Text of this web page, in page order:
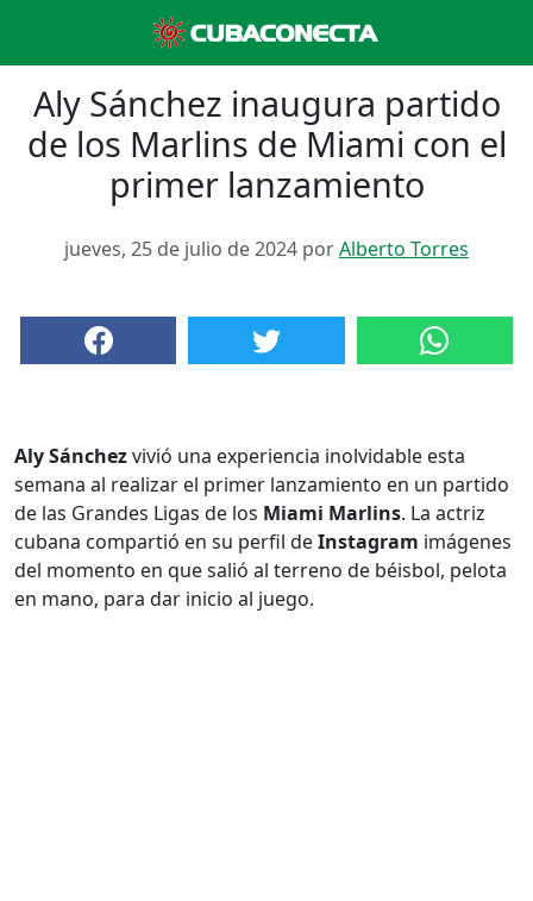
Aly Sánchez inaugura partido
de los Marlins de Miami con el
primer lanzamiento
jueves, 25 de julio de 2024 porAlberto Torres
Aly Sánchezvivió una experiencia inolvidable esta
semana al realizar el primer lanzamiento en un partido
de las Grandes Ligas de los Miami Marlins. La actriz
cubana compartió en su perfil deInstagram imágenes
del momento en que salió al terreno de béisbol, pelota
en mano, para dar inicio al juego.